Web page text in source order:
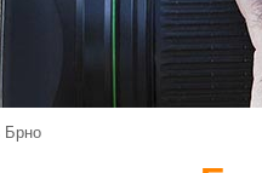
Брно